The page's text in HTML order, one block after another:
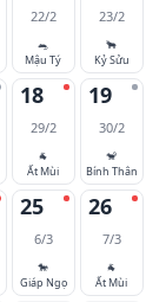
22/2
🐀
Mậu Tý
23/2
🐂
Kỷ Sửu
18
29/2
🐐
Ất Mùi
19
30/2
🐒
Bính Thân
25
6/3
🐎
Giáp Ngọ
26
7/3
🐐
Ất Mùi